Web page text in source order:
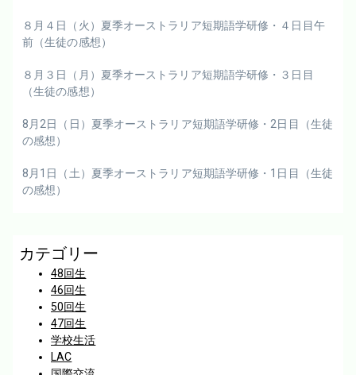
８月４日（火）夏季オーストラリア短期語学研修・４日目午
前（生徒の感想）
８月３日（月）夏季オーストラリア短期語学研修・３日目
（生徒の感想）
8月2日（日）夏季オーストラリア短期語学研修・2日目（生徒
の感想）
8月1日（土）夏季オーストラリア短期語学研修・1日目（生徒
の感想）
カテゴリー
48回生
46回生
50回生
47回生
学校生活
LAC